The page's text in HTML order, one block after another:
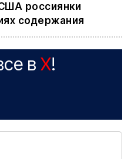
россиянки
содержания
в X!